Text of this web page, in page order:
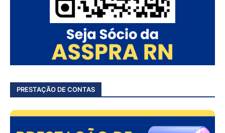
PRESTAÇÃO DE CONTAS